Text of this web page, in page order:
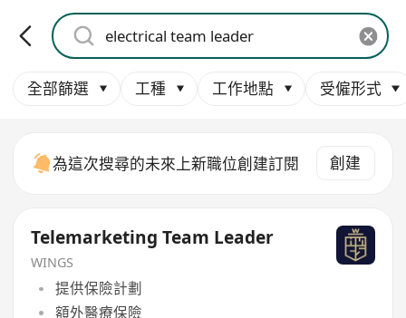
全部篩選 工種 工作地點 受僱形式
為這次搜尋的未來上新職位創建訂閱 創建
Telemarketing Team Leader
WINGS
提供保險計劃
額外醫療保險